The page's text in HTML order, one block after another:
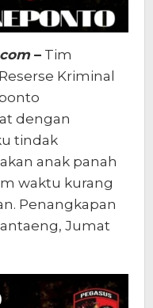
– Tim
Kriminal
dengan
tindak
anak panah
waktu kurang
Penangkapan
Jumat